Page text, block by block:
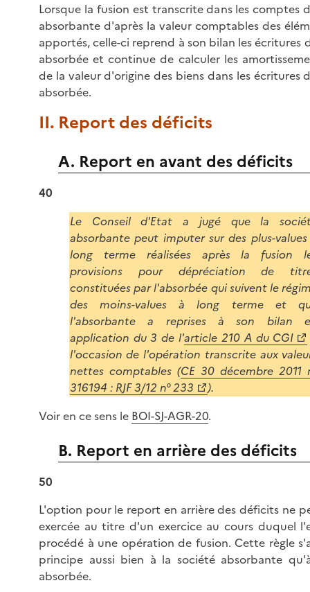
Lorsque la fusion est transcrite dans les comptes
absorbante d'après la valeur comptables des
apportés, celle-ci reprend à son bilan les écritures
absorbée et continue de calculer les
de la valeur d'origine des biens dans les écritures
absorbée.
II. Report des déficits
A. Report en avant des déficits
40
Le Conseil d'Etat a jugé que la
absorbante peut imputer sur des plus-
long terme réalisées après la fusion
provisions pour dépréciation de
constituées par l'absorbée qui suivent le
des moins-values à long terme et
l'absorbante a reprises à son bilan
application du 3 de l'article 210 A du CGI
l'occasion de l'opération transcrite aux
nettes comptables (CE 30 décembre 2011
316194 : RJF 3/12 n° 233
).
Voir en ce sens le BOI-SJ-AGR-20.
B. Report en arrière des déficits
50
L'option pour le report en arrière des déficits ne
exercée au titre d'un exercice au cours duquel
procédé à une opération de fusion. Cette règle
principe aussi bien à la société absorbante
absorbée.